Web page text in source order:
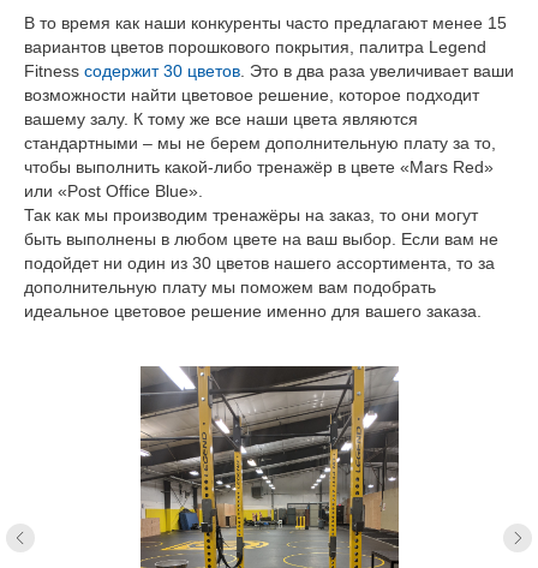
В то время как наши конкуренты часто предлагают менее 15
вариантов цветов порошкового покрытия, палитра Legend
Fitness содержит 30 цветов . Это в два раза увеличивает ваши
возможности найти цветовое решение, которое подходит
вашему залу. К тому же все наши цвета являются
стандартными – мы не берем дополнительную плату за то,
чтобы выполнить какой-либо тренажёр в цвете «Mars Red»
или «Post Office Blue».
Так как мы производим тренажёры на заказ, то они могут
быть выполнены в любом цвете на ваш выбор. Если вам не
подойдет ни один из 30 цветов нашего ассортимента, то за
дополнительную плату мы поможем вам подобрать
идеальное цветовое решение именно для вашего заказа.